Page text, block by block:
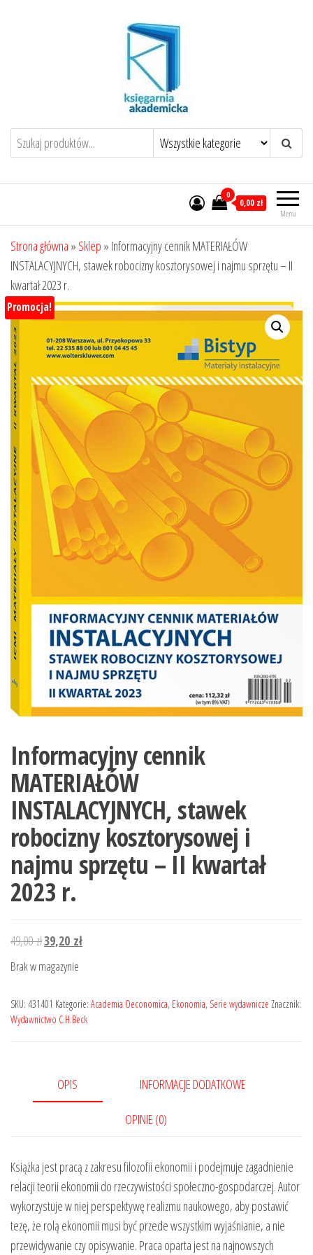
Menu
0
0,00 zł
Strona główna » Sklep » Informacyjny cennik MATERIAŁÓW
INSTALACYJNYCH, stawek robocizny kosztorysowej i najmu sprzętu – II
kwartał 2023 r.
Promocja!
Informacyjny cennik
MATERIAŁÓW
INSTALACYJNYCH, stawek
robocizny kosztorysowej i
najmu sprzętu – II kwartał
2023 r.
49,00złPierwotna
wynosiła:
49,00 zł.
39,20 złAktualna
39,20 zł.
Brak w magazynie
SKU: 431401 Kategorie: Academia Oeconomica, Ekonomia, Serie wydawnicze Znacznik:
Wydawnictwo C.H.Beck
OPIS INFORMACJE DODATKOWE
OPINIE (0)
Książka jest pracą z zakresu filozofii ekonomii i podejmuje zagadnienie
relacji teorii ekonomii do rzeczywistości społeczno-gospodarczej. Autor
wykorzystuje w niej perspektywę realizmu naukowego, aby postawić
tezę, że rolą ekonomii musi być przede wszystkim wyjaśnianie, a nie
przewidywanie czy opisywanie. Praca oparta jest na najnowszych